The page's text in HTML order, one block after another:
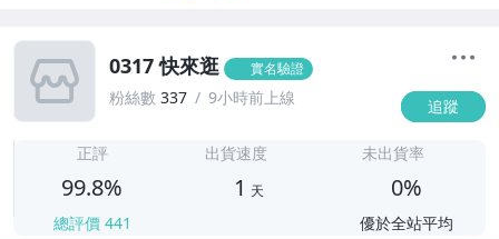
0317 快來逛 實名驗證
粉絲數 337 9小時前上線 追蹤
正評
99.8%
總評價 441
出貨速度
1 天
未出貨率
0%
優於全站平均